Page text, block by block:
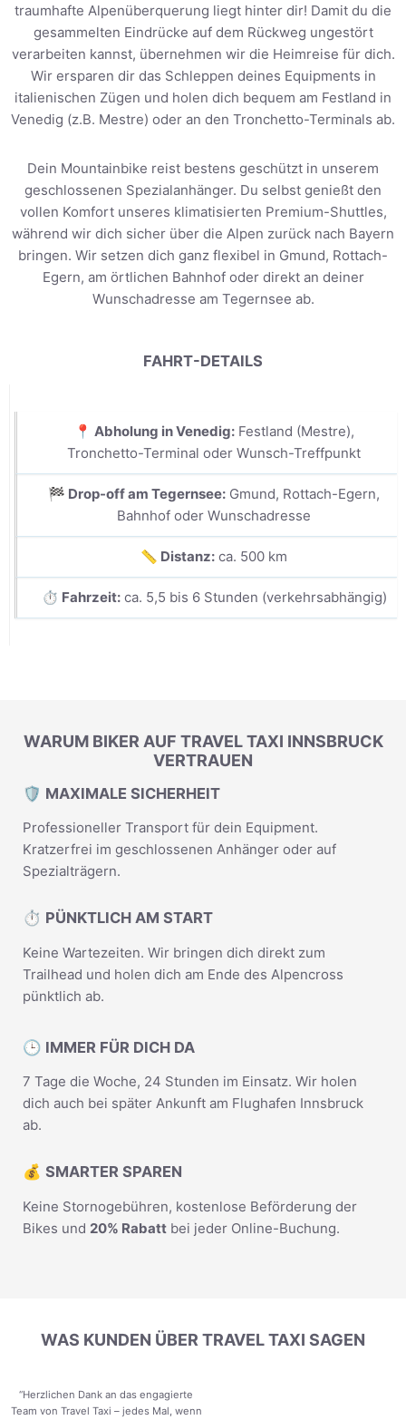
traumhafte Alpenüberquerung liegt hinter dir! Damit du die
gesammelten Eindrücke auf dem Rückweg ungestört
verarbeiten kannst, übernehmen wir die Heimreise für dich.
Wir ersparen dir das Schleppen deines Equipments in
italienischen Zügen und holen dich bequem am Festland in
Venedig (z.B. Mestre) oder an den Tronchetto-Terminals ab.
Dein Mountainbike reist bestens geschützt in unserem
geschlossenen Spezialanhänger. Du selbst genießt den
vollen Komfort unseres klimatisierten Premium-Shuttles,
während wir dich sicher über die Alpen zurück nach Bayern
bringen. Wir setzen dich ganz flexibel in Gmund, Rottach-
Egern, am örtlichen Bahnhof oder direkt an deiner
Wunschadresse am Tegernsee ab.
FAHRT-DETAILS
📍 Abholung in Venedig:Festland (Mestre),
Tronchetto-Terminal oder Wunsch-Treffpunkt
🏁 Drop-off am Tegernsee: Gmund, Rottach-Egern,
Bahnhof oder Wunschadresse
📏 Distanz: ca. 500 km
⏱️ Fahrzeit:ca. 5,5 bis 6 Stunden (verkehrsabhängig)
WARUM BIKER AUF TRAVEL TAXI INNSBRUCK
VERTRAUEN
🛡️ MAXIMALE SICHERHEIT
Professioneller Transport für dein Equipment.
Kratzerfrei im geschlossenen Anhänger oder auf
Spezialträgern.
⏱️ PÜNKTLICH AM START
Keine Wartezeiten. Wir bringen dich direkt zum
Trailhead und holen dich am Ende des Alpencross
pünktlich ab.
🕒 IMMER FÜR DICH DA
7 Tage die Woche, 24 Stunden im Einsatz. Wir holen
dich auch bei später Ankunft am Flughafen Innsbruck
ab.
💰 SMARTER SPAREN
Keine Stornogebühren, kostenlose Beförderung der
Bikes und 20% Rabatt bei jeder Online-Buchung.
WAS KUNDEN ÜBER TRAVEL TAXI SAGEN
“Herzlichen Dank an das engagierte
Team von Travel Taxi – jedes Mal, wenn